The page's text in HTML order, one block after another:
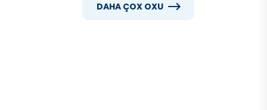
fəaliyyətlər toplusudur. Güclü bir
DAHA ÇOX OXU